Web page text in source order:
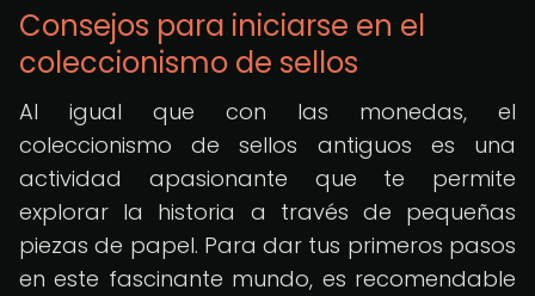
Consejos para iniciarse en el
coleccionismo de sellos
Al igual que con las monedas, el
coleccionismo de sellos antiguos es una
actividad apasionante que te permite
explorar la historia a través de pequeñas
piezas de papel. Para dar tus primeros pasos
en este fascinante mundo, es recomendable